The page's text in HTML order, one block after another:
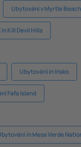
Ubytování v Myrtle Beach
Kill Devil Hills
Ubytování in Ińsko
Fafa Island
in Mesa Verde